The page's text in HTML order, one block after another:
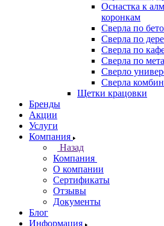
Оснастка к
коронкам
Сверла по
Сверла по
Сверла по
Сверла по
Сверло
Сверла
Щетки крацовки
Бренды
Акции
Услуги
Компания
Назад
Компания
О компании
Сертификаты
Отзывы
Документы
Блог
Информация